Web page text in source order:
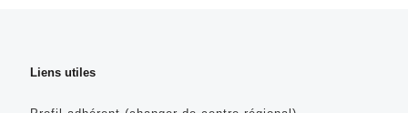
Liens utiles